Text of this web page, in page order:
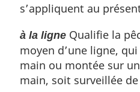
p
a
g
e
à
a
r
f
é
s’appliquent au
à la ligne Qualifie la
moyen d’une ligne,
main ou montée sur
main, soit surveillée